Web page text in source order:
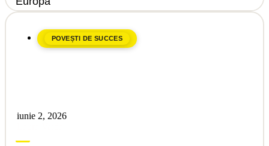
POVEȘTI DE SUCCES
iunie 2, 2026